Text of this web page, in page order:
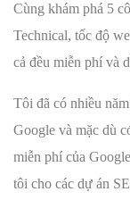
Cùng khám phá 5
Technical, tốc độ
cả đều miễn phí và
Tôi đã có nhiều
Google và mặc dù
miễn phí của
tôi cho các dự án